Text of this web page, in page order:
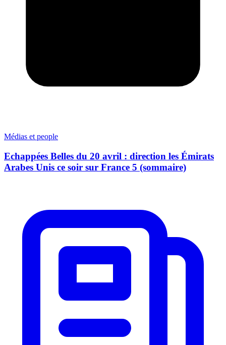
Médias et people
Echappées Belles du 20 avril : direction les Émirats
Arabes Unis ce soir sur France 5 (sommaire)